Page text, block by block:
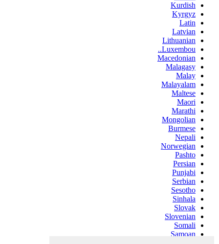
Kurdish
Kyrgyz
Latin
Latvian
Lithuanian
Luxembou..
Macedonian
Malagasy
Malay
Malayalam
Maltese
Maori
Marathi
Mongolian
Burmese
Nepali
Norwegian
Pashto
Persian
Punjabi
Serbian
Sesotho
Sinhala
Slovak
Slovenian
Somali
Samoan